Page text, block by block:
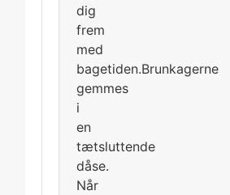
dig
frem
med
bagetiden.Brunkagerne
gemmes
i
en
tætsluttende
dåse.
Når